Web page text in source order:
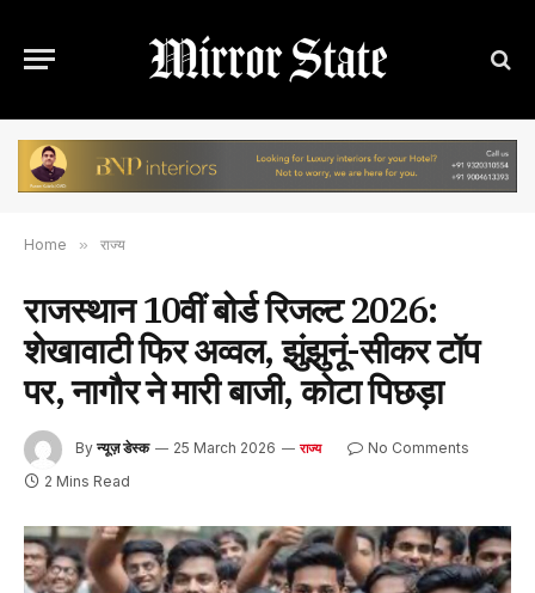
Home » राज्य
राजस्थान 10वीं बोर्ड रिजल्ट 2026:
शेखावाटी फिर अव्वल, झुंझुनूं-सीकर टॉप
पर, नागौर ने मारी बाजी, कोटा पिछड़ा
By न्यूज़ डेस्क 25 March 2026 राज्य
No Comments
2 Mins Read